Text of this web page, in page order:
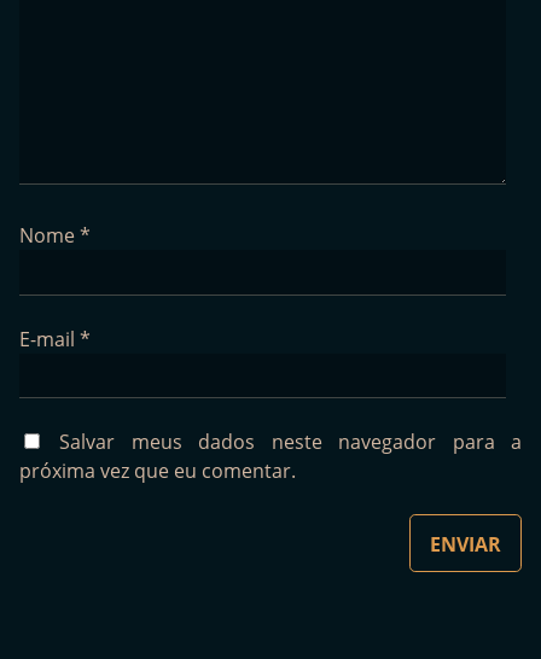
Nome*
E-mail *
Salvar meus dados neste navegador para a
próxima vez que eu comentar.